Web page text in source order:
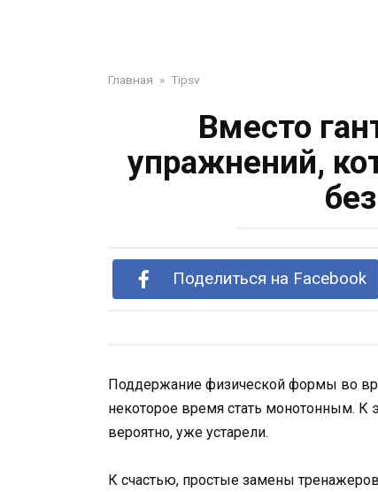
Главная » Tipsv
Вместо
упражнений,
Поделиться на Facebook
Поддержание физической формы во
некоторое время стать монотонным. К
вероятно, уже устарели.
К счастью, простые замены